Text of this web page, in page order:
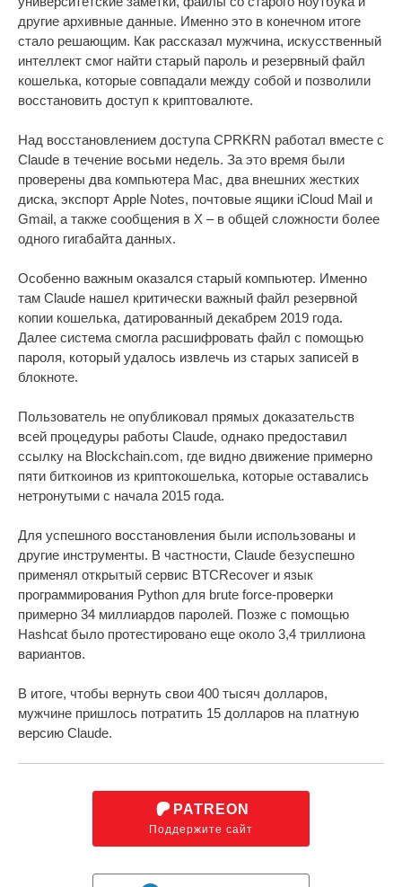
другие архивные данные. Именно это в конечном итоге
стало решающим. Как рассказал мужчина, искусственный
интеллект смог найти старый пароль и резервный файл
кошелька, которые совпадали между собой и позволили
восстановить доступ к криптовалюте.
Над восстановлением доступа CPRKRN работал вместе с
Claude в течение восьми недель. За это время были
проверены два компьютера Mac, два внешних жестких
диска, экспорт Apple Notes, почтовые ящики iCloud Mail и
Gmail, а также сообщения в X – в общей сложности более
одного гигабайта данных.
Особенно важным оказался старый компьютер. Именно
там Claude нашел критически важный файл резервной
копии кошелька, датированный декабрем 2019 года.
Далее система смогла расшифровать файл с помощью
пароля, который удалось извлечь из старых записей в
блокноте.
Пользователь не опубликовал прямых доказательств
всей процедуры работы Claude, однако предоставил
ссылку на Blockchain.com, где видно движение примерно
пяти биткоинов из криптокошелька, которые оставались
нетронутыми с начала 2015 года.
Для успешного восстановления были использованы и
другие инструменты. В частности, Claude безуспешно
применял открытый сервис BTCRecover и язык
программирования Python для brute force-проверки
примерно 34 миллиардов паролей. Позже с помощью
Hashcat было протестировано еще около 3,4 триллиона
вариантов.
В итоге, чтобы вернуть свои 400 тысяч долларов,
мужчине пришлось потратить 15 долларов на платную
версию Claude.
PATREON
Поддержите сайт